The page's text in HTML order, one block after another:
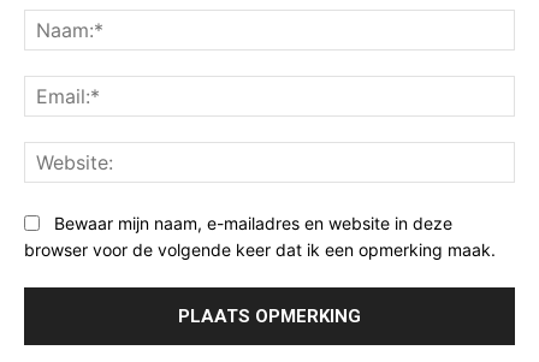
Bewaar mijn naam, e-mailadres en website in deze
browser voor de volgende keer dat ik een opmerking maak.